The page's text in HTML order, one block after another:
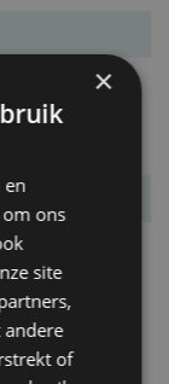
×
en
ons
site
of